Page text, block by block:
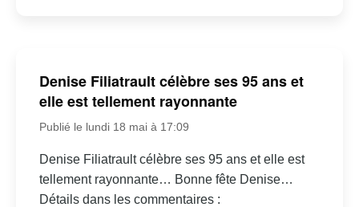
Denise Filiatrault célèbre ses 95 ans et
elle est tellement rayonnante
Publié le lundi 18 mai à 17:09
Denise Filiatrault célèbre ses 95 ans et elle est
tellement rayonnante… Bonne fête Denise…
Détails dans les commentaires :